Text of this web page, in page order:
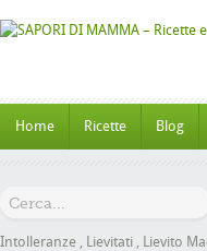
Home Ricette Blog
Intolleranze , Lievitati , Lievito